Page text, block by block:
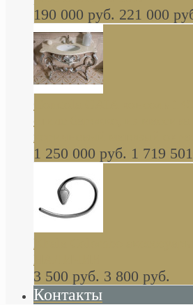
190 000 руб. 221 000
стиле барокко, из массива
коричневый матовый окрас
1 250 000 руб. 1 719
Khala Colombo аксессуары
НАЛИЧИИ
3 500 руб. 3 800 руб.
Контакты